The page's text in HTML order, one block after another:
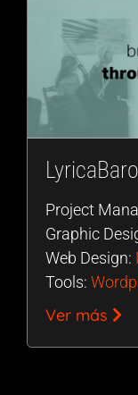
Project
Graphic
Web Design:
Tools:
Ver más